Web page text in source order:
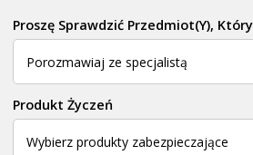
Proszę Sprawdzić Przedmiot(y),
Produkt Życzeń